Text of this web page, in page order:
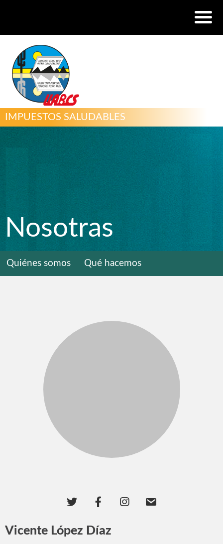
IMPUESTOS SALUDABLES
Nosotras
Quiénes somos Qué hacemos
Vicente López Díaz